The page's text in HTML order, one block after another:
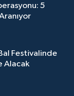
5
Festivalinde
Alacak